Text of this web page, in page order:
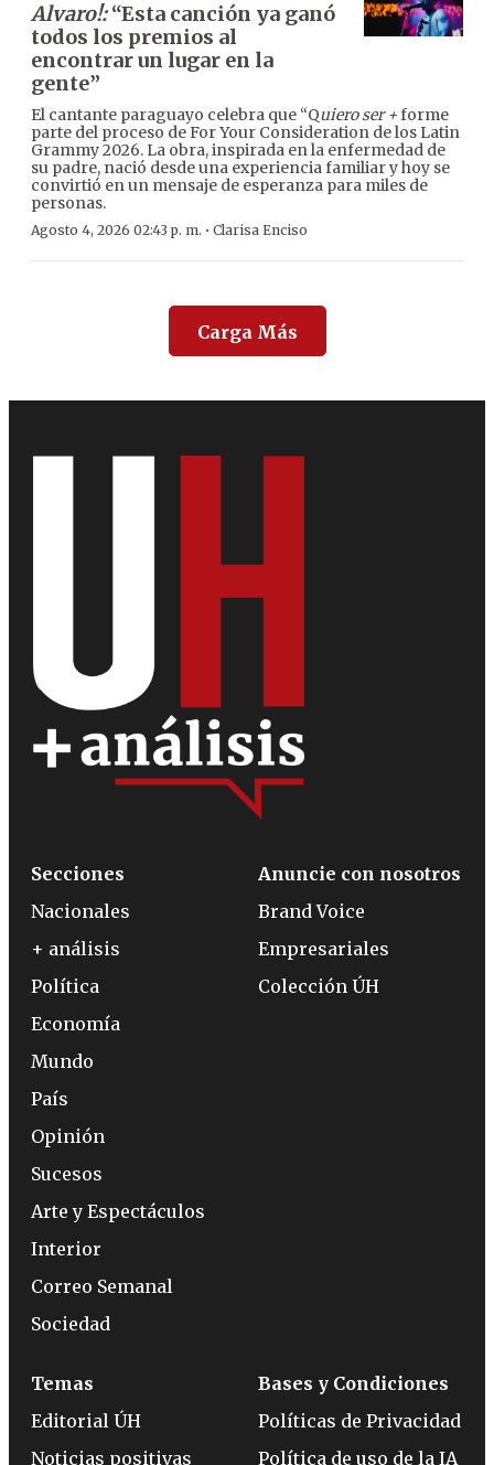
Alvaro!:“Esta canción ya ganó
todos los premios al
encontrar un lugar en la
gente”
El cantante paraguayo celebra que “Quiero ser +forme
parte del proceso de For Your Consideration de los Latin
Grammy 2026. La obra, inspirada en la enfermedad de
su padre, nació desde una experiencia familiar y hoy se
convirtió en un mensaje de esperanza para miles de
personas.
Agosto 4, 2026 02:43 p. m. · Clarisa Enciso
Carga Más
Secciones
Nacionales
+ análisis
Política
Economía
Mundo
País
Opinión
Sucesos
Arte y Espectáculos
Interior
Correo Semanal
Sociedad
Anuncie con nosotros
Brand Voice
Empresariales
Colección ÚH
Temas
Editorial ÚH
Noticias positivas
Bases y Condiciones
Políticas de Privacidad
Política de uso de la IA